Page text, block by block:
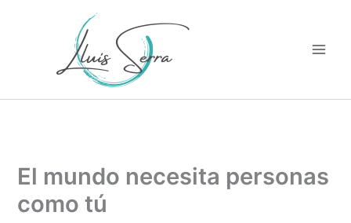
El mundo necesita personas
como tú